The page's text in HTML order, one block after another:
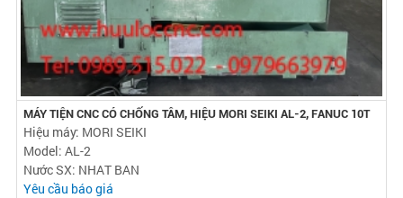
MÁY TIỆN CNC CÓ CHỐNG TÂM, HIỆU MORI SEIKI AL-2, FANUC 10T
Hiệu máy: MORI SEIKI
Model: AL-2
Nước SX: NHAT BAN
Yêu cầu báo giá